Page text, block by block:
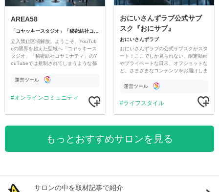
AREA58
立入禁止区域解放。ようこそ、YouTub
eの限界を超えた聖域へ「コヤッキース
タジオ」「秘密結社コヤミナティ」のY
ouTubeでは規制されてしまうような都
公開。
運営ツール
オンラインコミュニティ
おにいさんずラブ公式サブ
スク『おにサブ』
おにいさんずラブ
おにいさんずラブの公式サブスクがスタ
ート！ここでしか見られない、限定動画
やプライベートな日常、オフショットな
ど、さまざまなコンテンツをお届けしま
運営ツール
ライフスタイル
もっとおすすめサロンを見る
サロンの中を取材記事で紹介